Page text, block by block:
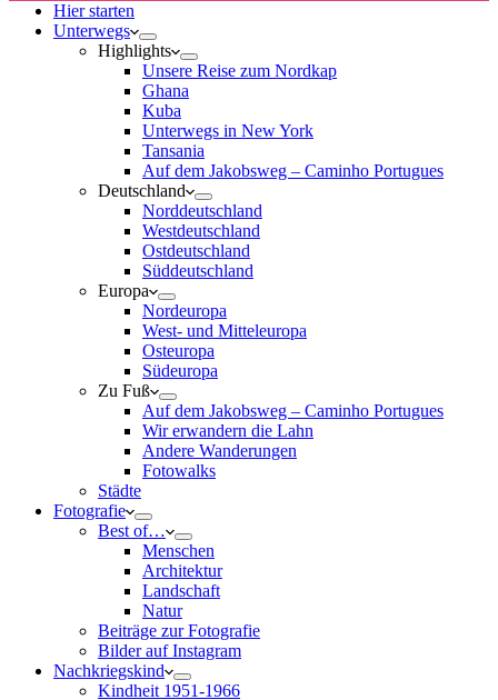
Hier starten
Unterwegs
Highlights
Unsere Reise zum Nordkap
Ghana
Kuba
Unterwegs in New York
Tansania
Auf dem Jakobsweg – Caminho Portugues
Deutschland
Norddeutschland
Westdeutschland
Ostdeutschland
Süddeutschland
Europa
Nordeuropa
West- und Mitteleuropa
Osteuropa
Südeuropa
Zu Fuß
Auf dem Jakobsweg – Caminho Portugues
Wir erwandern die Lahn
Andere Wanderungen
Fotowalks
Städte
Fotografie
Best of…
Menschen
Architektur
Landschaft
Natur
Beiträge zur Fotografie
Bilder auf Instagram
Nachkriegskind
Kindheit 1951-1966